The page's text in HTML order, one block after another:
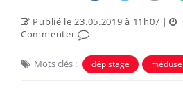
Publié le 23.05.2019 à 11h07 | |
Commenter
Mots clés : dépistage méduse